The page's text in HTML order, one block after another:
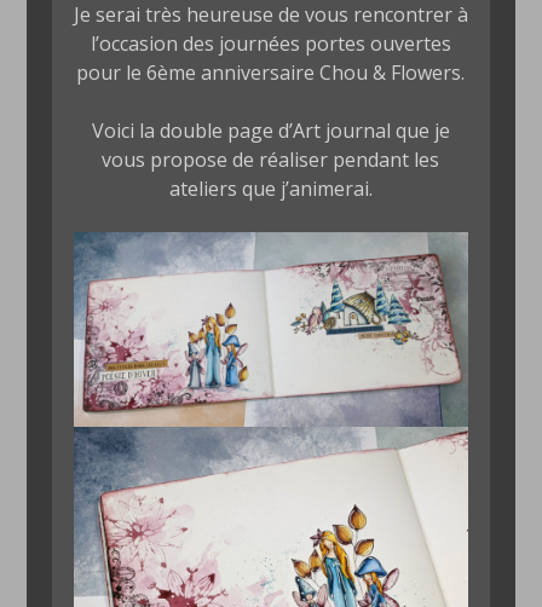
Je serai très heureuse de vous rencontrer à
l’occasion des journées portes ouvertes
pour le 6ème anniversaire Chou & Flowers.
Voici la double page d’Art journal que je
vous propose de réaliser pendant les
ateliers que j’animerai.